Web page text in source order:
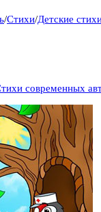
/Стихи/Детские
современных